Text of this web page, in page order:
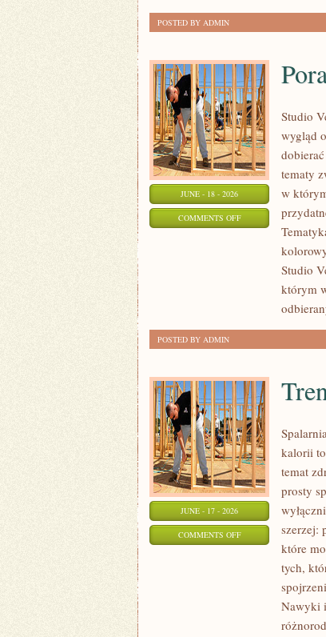
POSTED BY ADMIN
JUNE - 18 - 2026
COMMENTS OFFON
POCZĄTKUJĄCEJ
Studio
wygląd
tematy
w
Studio
którym
POSTED BY ADMIN
JUNE - 17 - 2026
COMMENTS OFFON
kalorii
temat
prosty
szerzej:
które
tych,
Nawyki